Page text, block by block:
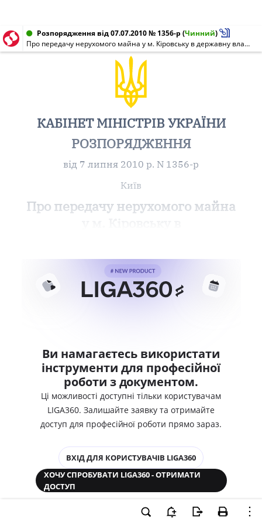
Розпорядження від 07.07.2010 № 1356-р (Чинний)
Про передачу нерухомого майна у м. Кіровську в державну власність
КАБІНЕТ МІНІСТРІВ УКРАЇНИ
РОЗПОРЯДЖЕННЯ
від 7 липня 2010 р. N 1356-р
Київ
Про передачу нерухомого майна
Ви намагаєтесь використати
інструменти для професійної
роботи з документом.
Ці можливості доступні тільки користувачам
LIGA360. Залишайте заявку та отримайте
доступ для професійної роботи прямо зараз.
ВХІД ДЛЯ КОРИСТУВАЧІВ LIGA360
ХОЧУ СПРОБУВАТИ LIGA360 - ОТРИМАТИ
ДОСТУП
Законодавство та аналітика
Корпоративні документи